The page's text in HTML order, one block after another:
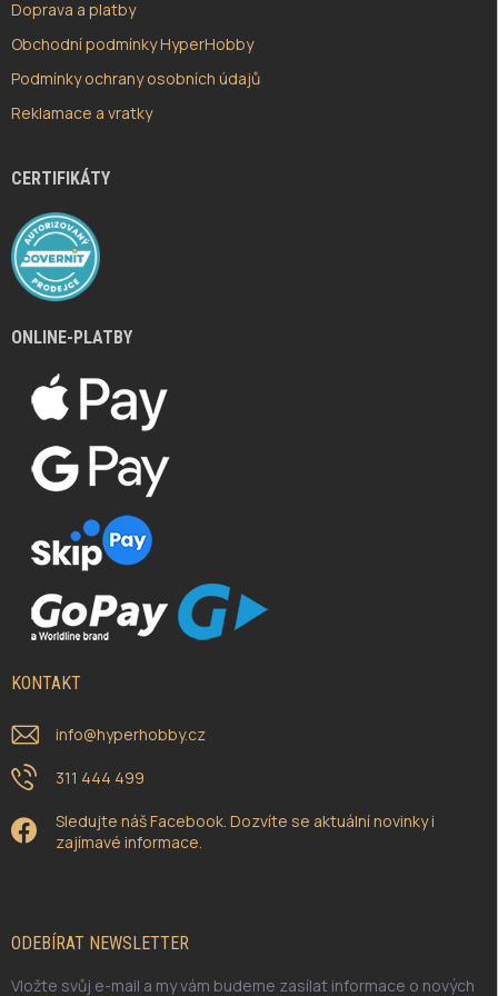
Doprava a platby
Obchodní podmínky HyperHobby
Podmínky ochrany osobních údajů
Reklamace a vratky
CERTIFIKÁTY
ONLINE-PLATBY
KONTAKT
info@hyperhobby.cz
311 444 499
Sledujte náš Facebook. Dozvíte se aktuální novinky i
zajímavé informace.
ODEBÍRAT NEWSLETTER
Vložte svůj e-mail a my vám budeme zasílat informace o nových